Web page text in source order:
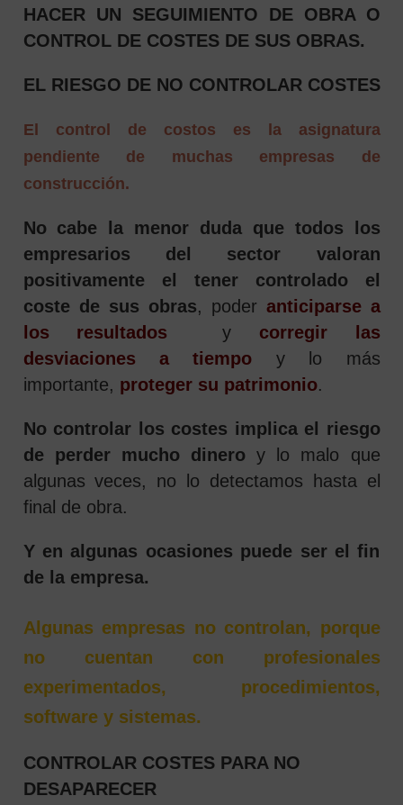
HACER UN SEGUIMIENTO DE OBRA O
CONTROL DE COSTES DE SUS OBRAS.
EL RIESGO DE NO CONTROLAR COSTES
El control de costos es la asignatura
pendiente de muchas empresas de
construcción.
No cabe la menor duda que todos los
empresarios del sector valoran
positivamente el tener controlado el
coste de sus obras, poder anticiparse a
los resultados
y corregir las
desviaciones a tiempo y lo más
importante, proteger su patrimonio.
No controlar los costes implica el riesgo
de perder mucho dineroy lo malo que
algunas veces, no lo detectamos hasta el
final de obra.
Y en algunas ocasiones puede ser el fin
de la empresa.
Algunas empresas no controlan, porque
no cuentan con profesionales
experimentados, procedimientos,
software y sistemas.
CONTROLAR COSTES PARA NO
DESAPARECER